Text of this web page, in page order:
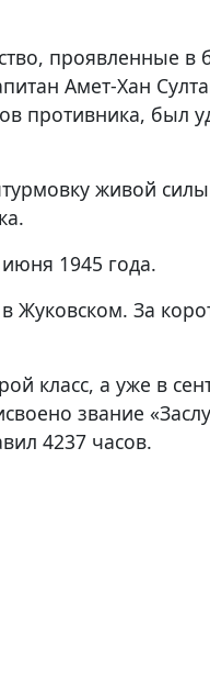
проявленные
Амет-Хан
противника, был
живой
1945 года.
Жуковском. За
класс, а уже в
звание
4237 часов.